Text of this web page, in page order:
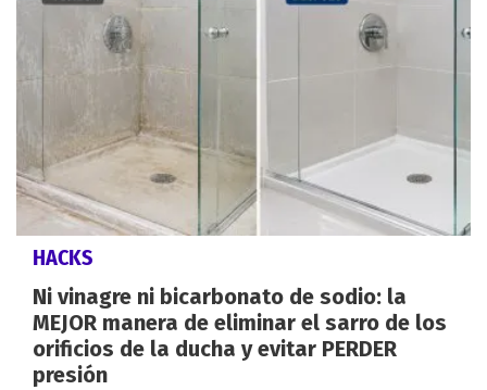
HACKS
Ni vinagre ni bicarbonato de sodio: la
MEJOR manera de eliminar el sarro de los
orificios de la ducha y evitar PERDER
presión